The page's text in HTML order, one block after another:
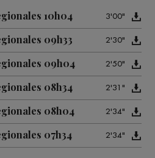
10h04 3'00"
09h33 2'30"
09h04 2'50"
08h34 2'31"
08h04 2'34"
07h34 2'34"